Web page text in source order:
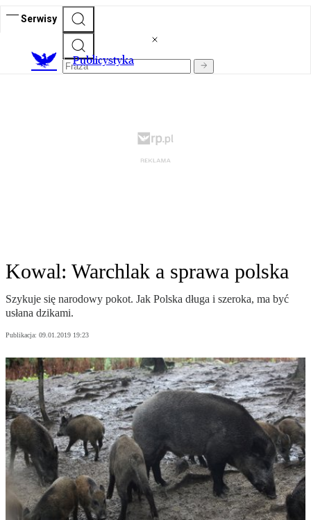
Serwisy
Publicystyka
Kowal: Warchlak a sprawa polska
Szykuje się narodowy pokot. Jak Polska długa i szeroka, ma być
usłana dzikami.
Publikacja: 09.01.2019 19:23